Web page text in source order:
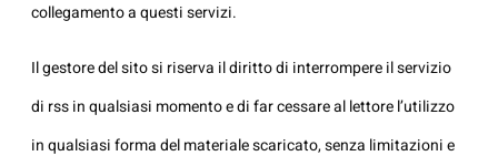
collegamento a questi servizi.
Il gestore del sito si riserva il diritto di interrompere il servizio
di rss in qualsiasi momento e di far cessare al lettore l’utilizzo
in qualsiasi forma del materiale scaricato, senza limitazioni e